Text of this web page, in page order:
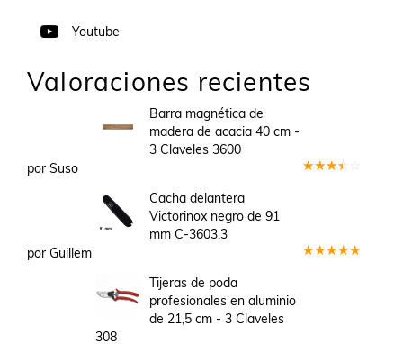
Youtube
Valoraciones recientes
Barra magnética de
madera de acacia 40 cm -
3 Claveles 3600
por Suso
Cacha delantera
Victorinox negro de 91
mm C-3603.3
por Guillem
Tijeras de poda
profesionales en aluminio
de 21,5 cm - 3 Claveles
308